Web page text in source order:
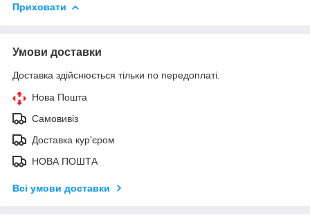
Приховати
Умови доставки
Доставка здійснюється тільки по передоплаті.
Нова Пошта
Самовивіз
Доставка кур'єром
НОВА ПОШТА
Всі умови доставки